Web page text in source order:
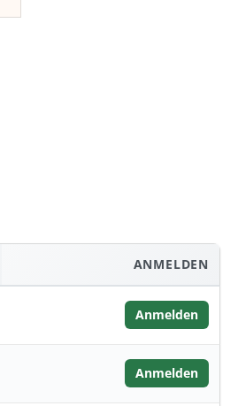
ANMELDEN
Anmelden
Anmelden